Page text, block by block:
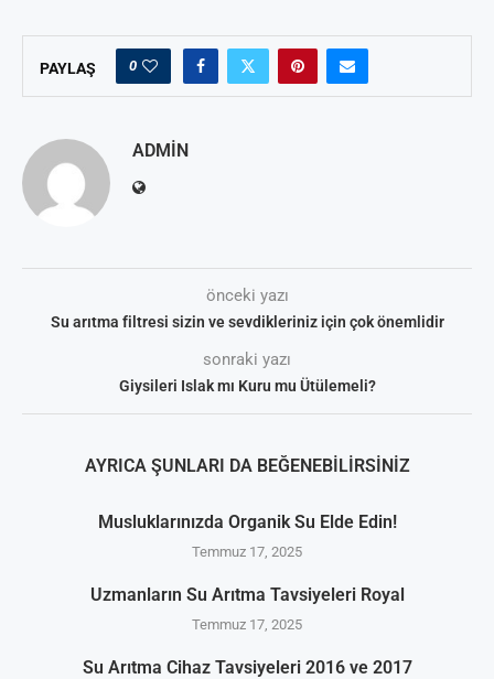
PAYLAŞ 0
ADMIN
önceki yazı
Su arıtma filtresi sizin ve sevdikleriniz için çok önemlidir
sonraki yazı
Giysileri Islak mı Kuru mu Ütülemeli?
AYRICA ŞUNLARI DA BEĞENEBILIRSINIZ
Musluklarınızda Organik Su Elde Edin!
Temmuz 17, 2025
Uzmanların Su Arıtma Tavsiyeleri Royal
Temmuz 17, 2025
Su Arıtma Cihaz Tavsiyeleri 2016 ve 2017